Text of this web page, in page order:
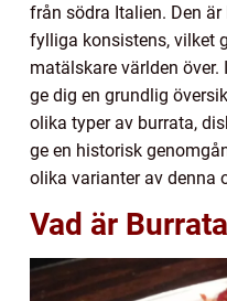
från södra Italien. Den
fylliga konsistens, vilket
matälskare världen
ge dig en grundlig
olika typer av burrata,
ge en historisk
olika varianter av denna
Vad är